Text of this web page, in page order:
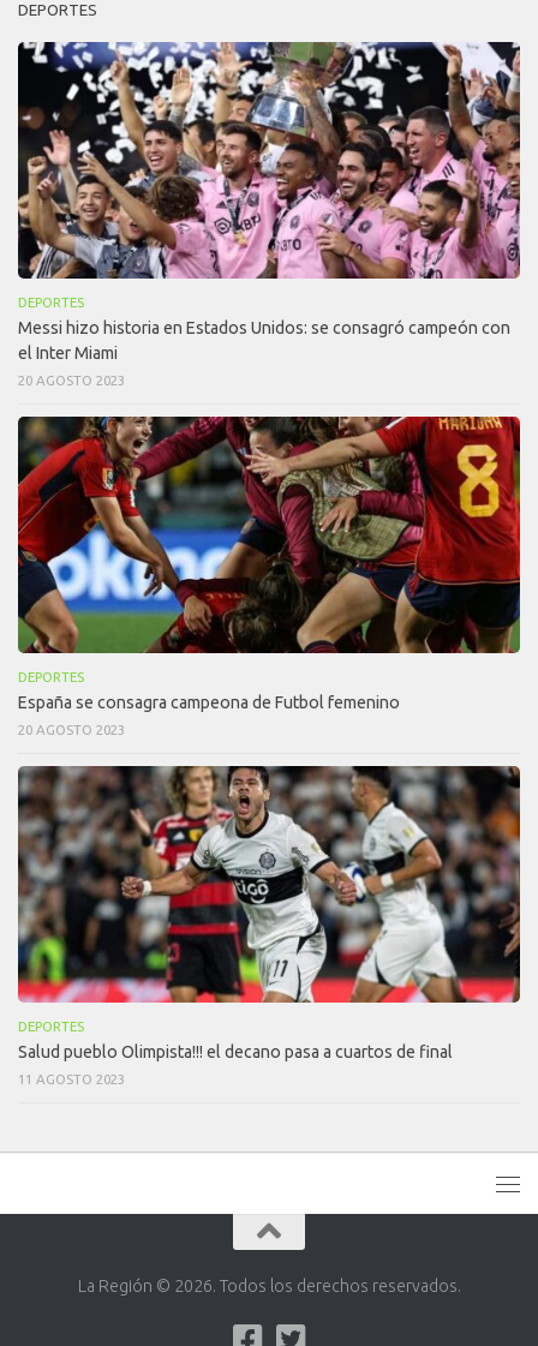
DEPORTES
DEPORTES
Messi hizo historia en Estados Unidos: se consagró campeón con
el Inter Miami
20 AGOSTO 2023
DEPORTES
España se consagra campeona de Futbol femenino
20 AGOSTO 2023
DEPORTES
Salud pueblo Olimpista!!! el decano pasa a cuartos de final
11 AGOSTO 2023
La Región © 2026. Todos los derechos reservados.